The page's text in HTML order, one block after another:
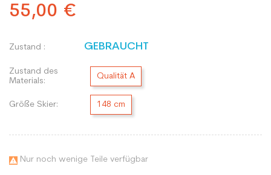
55,00 €
Zustand : GEBRAUCHT
Zustand des
Materials:
Qualität A
Größe Skier: 148 cm
 Nur noch wenige Teile verfügbar